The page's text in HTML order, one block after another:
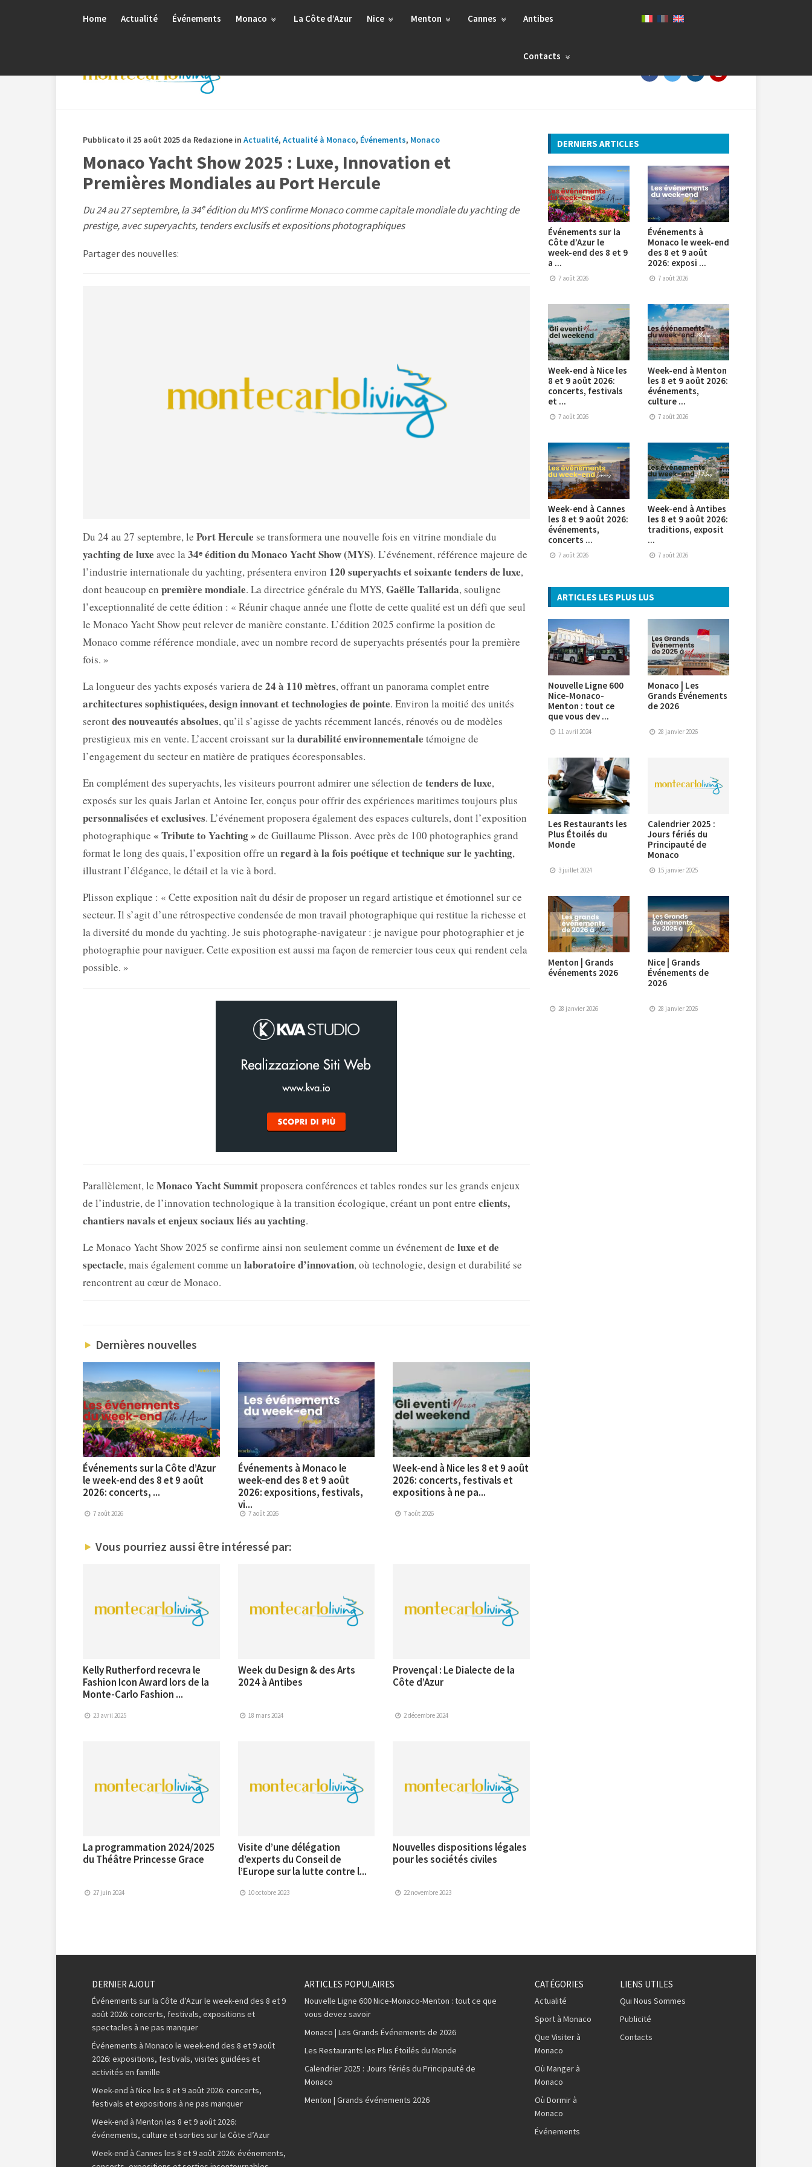
Home Actualité Événements Monaco La Côte d’Azur Nice Menton Cannes Antibes
Contacts
Pubblicato il 25 août 2025 da Redazione in Actualité, Actualité à Monaco, Événements, Monaco
Monaco Yacht Show 2025 : Luxe, Innovation et
Premières Mondiales au Port Hercule
Du 24 au 27 septembre, la 34ᵉ édition du MYS confirme Monaco comme capitale mondiale du yachting de
prestige, avec superyachts, tenders exclusifs et expositions photographiques
Partager des nouvelles:
Du 24 au 27 septembre, le Port Hercule se transformera une nouvelle fois en vitrine mondiale du
yachting de luxe avec la34ᵉ édition du Monaco Yacht Show (MYS). L’événement, référence majeure de
l’industrie internationale du yachting, présentera environ 120 superyachts et soixante tenders de luxe,
dont beaucoup en première mondiale. La directrice générale du MYS,Gaëlle Tallarida, souligne
l’exceptionnalité de cette édition : « Réunir chaque année une flotte de cette qualité est un défi que seul
le Monaco Yacht Show peut relever de manière constante. L’édition 2025 confirme la position de
Monaco comme référence mondiale, avec un nombre record de superyachts présentés pour la première
fois. »
La longueur des yachts exposés variera de 24 à 110 mètres, offrant un panorama complet entre
architectures sophistiquées, design innovant et technologies de pointe. Environ la moitié des unités
serontdes nouveautés absolues, qu’il s’agisse de yachts récemment lancés, rénovés ou de modèles
prestigieux mis en vente. L’accent croissant sur ladurabilité environnementale témoigne de
l’engagement du secteur en matière de pratiques écoresponsables.
En complément des superyachts, les visiteurs pourront admirer une sélection de tenders de luxe,
exposés sur les quais Jarlan et Antoine Ier, conçus pour offrir des expériences maritimes toujours plus
personnalisées et exclusives. L’événement proposera également des espaces culturels, dont l’exposition
photographique « Tribute to Yachting » de Guillaume Plisson. Avec près de 100 photographies grand
format le long des quais, l’exposition offre un regard à la fois poétique et technique sur le yachting,
illustrant l’élégance, le détail et la vie à bord.
Plisson explique : « Cette exposition naît du désir de proposer un regard artistique et émotionnel sur ce
secteur. Il s’agit d’une rétrospective condensée de mon travail photographique qui restitue la richesse et
la diversité du monde du yachting. Je suis photographe-navigateur : je navigue pour photographier et je
photographie pour naviguer. Cette exposition est aussi ma façon de remercier tous ceux qui rendent cela
possible. »
Parallèlement, le Monaco Yacht Summitproposera conférences et tables rondes sur les grands enjeux
de l’industrie, de l’innovation technologique à la transition écologique, créant un pont entre clients,
chantiers navals et enjeux sociaux liés au yachting.
Le Monaco Yacht Show 2025 se confirme ainsi non seulement comme un événement de luxe et de
spectacle, mais également comme un laboratoire d’innovation, où technologie, design et durabilité se
rencontrent au cœur de Monaco.
Dernières nouvelles
Événements sur la Côte d’Azur
le week-end des 8 et 9 août
2026: concerts, ...
7 août 2026
Événements à Monaco le
week-end des 8 et 9 août
2026: expositions, festivals,
vi...
7 août 2026
Week-end à Nice les 8 et 9 août
2026: concerts, festivals et
expositions à ne pa...
7 août 2026
Vous pourriez aussi être intéressé par:
Kelly Rutherford recevra le
Fashion Icon Award lors de la
Monte-Carlo Fashion ...
23 avril 2025
Week du Design & des Arts
2024 à Antibes
18 mars 2024
Provençal : Le Dialecte de la
Côte d’Azur
2 décembre 2024
La programmation 2024/2025
du Théâtre Princesse Grace
27 juin 2024
Visite d’une délégation
d’experts du Conseil de
l’Europe sur la lutte contre l...
10 octobre 2023
Nouvelles dispositions légales
pour les sociétés civiles
22 novembre 2023
DERNIERS ARTICLES
Événements sur la
Côte d’Azur le
week-end des 8 et 9
a ...
7 août 2026
Événements à
Monaco le week-end
des 8 et 9 août
2026: exposi ...
7 août 2026
Week-end à Nice les
8 et 9 août 2026:
concerts, festivals
et ...
7 août 2026
Week-end à Menton
les 8 et 9 août 2026:
événements,
culture ...
7 août 2026
Week-end à Cannes
les 8 et 9 août 2026:
événements,
concerts ...
7 août 2026
Week-end à Antibes
les 8 et 9 août 2026:
traditions, exposit
...
7 août 2026
ARTICLES LES PLUS LUS
Nouvelle Ligne 600
Nice-Monaco-
Menton : tout ce
que vous dev ...
11 avril 2024
Monaco | Les
Grands Événements
de 2026
28 janvier 2026
Les Restaurants les
Plus Étoilés du
Monde
3 juillet 2024
Calendrier 2025 :
Jours fériés du
Principauté de
Monaco
15 janvier 2025
Menton | Grands
événements 2026
28 janvier 2026
Nice | Grands
Événements de
2026
28 janvier 2026
DERNIER AJOUT
Événements sur la Côte d’Azur le week-end des 8 et 9
août 2026: concerts, festivals, expositions et
spectacles à ne pas manquer
Événements à Monaco le week-end des 8 et 9 août
2026: expositions, festivals, visites guidées et
activités en famille
Week-end à Nice les 8 et 9 août 2026: concerts,
festivals et expositions à ne pas manquer
Week-end à Menton les 8 et 9 août 2026:
événements, culture et sorties sur la Côte d’Azur
Week-end à Cannes les 8 et 9 août 2026: événements,
ARTICLES POPULAIRES
Nouvelle Ligne 600 Nice-Monaco-Menton : tout ce que
vous devez savoir
Monaco | Les Grands Événements de 2026
Les Restaurants les Plus Étoilés du Monde
Calendrier 2025 : Jours fériés du Principauté de
Monaco
Menton | Grands événements 2026
CATÉGORIES
Actualité
Sport à Monaco
Que Visiter à
Monaco
Où Manger à
Monaco
Où Dormir à
Monaco
Événements
LIENS UTILES
Qui Nous Sommes
Publicité
Contacts